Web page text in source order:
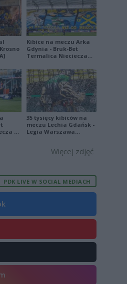
Kibice na meczu Arka
Gdynia - Bruk-Bet
Termalica Nieciecza
2-
35 tysięcy kibiców na
meczu Lechia Gdańsk -
Legia Warszawa
Więcej zdjęć
PDK LIVE W SOCIAL MEDIACH